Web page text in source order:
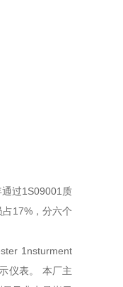
过1S09001质
17%，分六个
1nsturment
仪表。 本厂主